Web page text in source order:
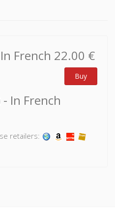
French 22.00 €
Buy
- In French
retailers: